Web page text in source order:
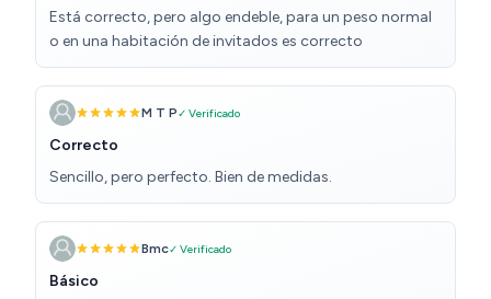
Está correcto, pero algo endeble, para un peso normal
o en una habitación de invitados es correcto
M T P✓ Verificado
Correcto
Sencillo, pero perfecto. Bien de medidas.
Bmc✓ Verificado
Básico